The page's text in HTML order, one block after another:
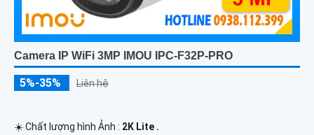
Camera IP WiFi 3MP IMOU IPC-F32P-PRO
5%-35% Liên hệ
☀️ Chất lượng hình Ảnh : 2K Lite .